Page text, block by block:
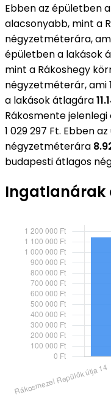
Ebben az épületben
alacsonyabb, mint a
négyzetméterára,
épületben a lakások
mint a Rákoshegy
négyzetméterár, ami
a lakások átlagára
Rákosmente
1 029 297 Ft. Ebben
négyzetméterára
budapesti átlagos
Ingatlanárak